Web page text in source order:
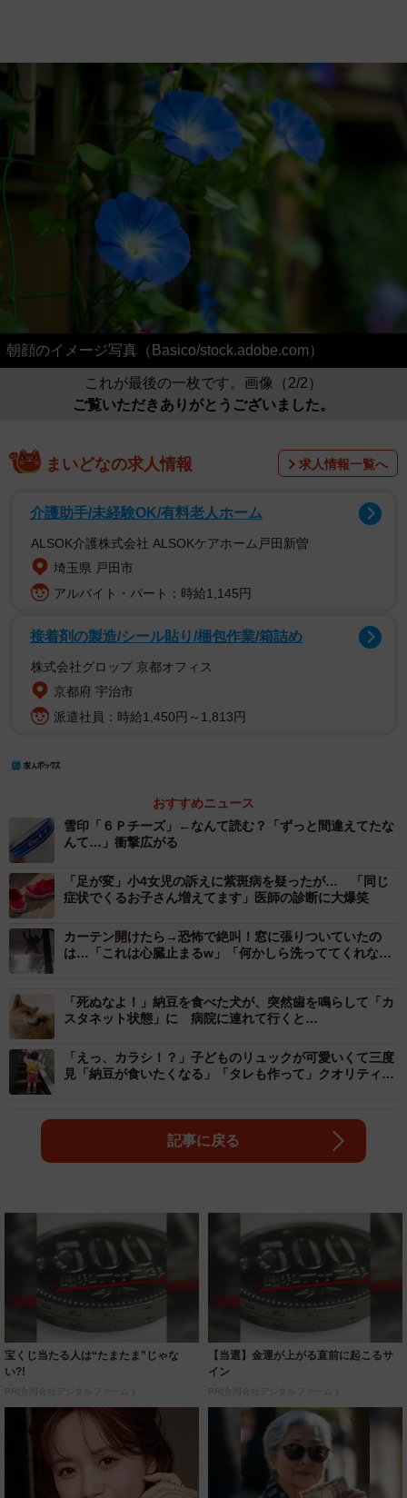
朝顔のイメージ写真（Basico/stock.adobe.com）
これが最後の一枚です。画像（2/2）
ご覧いただきありがとうございました。
まいどなの求人情報 求人情報一覧へ
介護助手/未経験OK/有料老人ホーム
ALSOK介護株式会社 ALSOKケアホーム戸田新曽
埼玉県 戸田市
アルバイト・パート：時給1,145円
接着剤の製造/シール貼り/梱包作業/箱詰め
株式会社グロップ 京都オフィス
京都府 宇治市
派遣社員：時給1,450円～1,813円
おすすめニュース
雪印「６Ｐチーズ」←なんて読む？「ずっと間違えてたな
んて…」衝撃広がる
「足が変」小4女児の訴えに紫斑病を疑ったが… 「同じ
症状でくるお子さん増えてます」医師の診断に大爆笑
カーテン開けたら→恐怖で絶叫！窓に張りついていたの
は…「これは心臓止まるw」「何かしら洗っててくれない
「死ぬなよ！」納豆を食べた犬が、突然歯を鳴らして「カ
スタネット状態」に 病院に連れて行くと…
「えっ、カラシ！？」子どものリュックが可愛いくて三度
見「納豆が食いたくなる」「タレも作って」クオリティの
記事に戻る
宝くじ当たる人は“たまたま”じゃな
い?!
PR(合同会社デジタルファーム )
【当選】金運が上がる直前に起こるサ
イン
PR(合同会社デジタルファーム )